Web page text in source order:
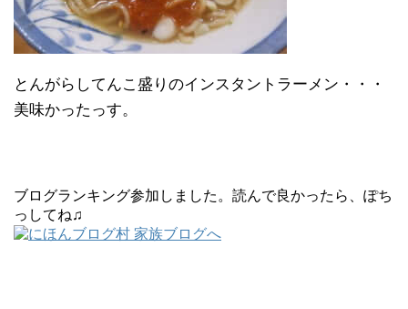
とんがらしてんこ盛りのインスタントラーメン・・・
美味かったっす。
ブログランキング参加しました。読んで良かったら、ぽち
っしてね♫